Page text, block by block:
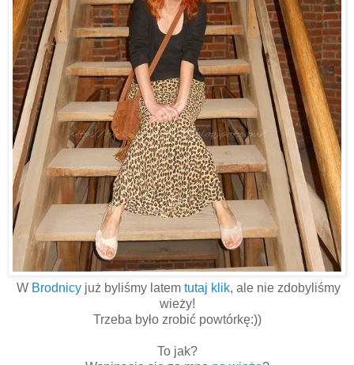
W Brodnicy już byliśmy latem tutaj klik, ale nie zdobyliśmy
wieży!
Trzeba było zrobić powtórkę:))
To jak?